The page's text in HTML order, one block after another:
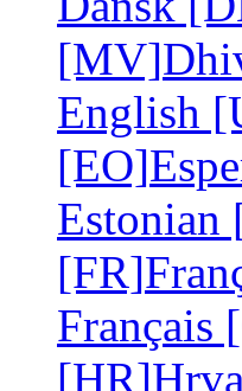
[MV]
English
[EO]
Estonian
[FR]
Français
[HR]